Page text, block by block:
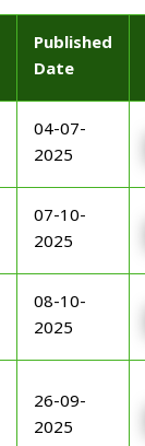
Published
Date
04-07-
2025
07-10-
2025
08-10-
2025
26-09-
2025